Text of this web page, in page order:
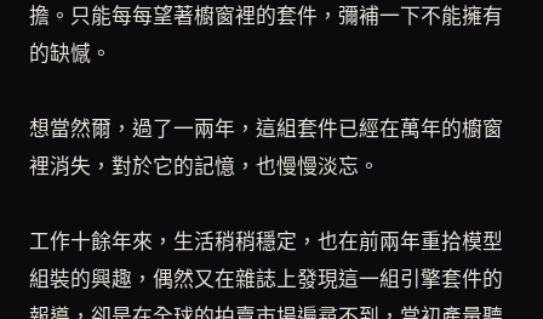
擔。只能每每望著櫥窗裡的套件，彌補一下不能擁有
的缺憾。
想當然爾，過了一兩年，這組套件已經在萬年的櫥窗
裡消失，對於它的記憶，也慢慢淡忘。
工作十餘年來，生活稍稍穩定，也在前兩年重拾模型
組裝的興趣，偶然又在雜誌上發現這一組引擎套件的